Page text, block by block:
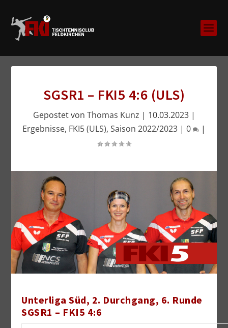
SGSR1 – FKI5 4:6 (ULS)
Gepostet von Thomas Kunz | 10.03.2023|
Ergebnisse, FKI5 (ULS), Saison 2022/2023 | 0 |
Unterliga Süd, 2. Durchgang, 6. Runde
SGSR1 – FKI5 4:6